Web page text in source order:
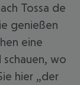
Tossa de
genießen
eine
wo
hier „der